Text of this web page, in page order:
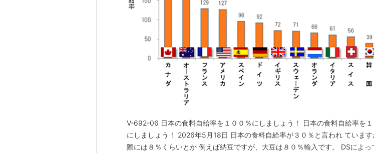
V-692-06 日本の食料自給率を１００％にしましょう！ 日本の食料自給率を１
にしましょう！ 2026年5月18日 日本の食料自給率が３０％と言われ ていま
際には８％くらいとか 例えば納豆ですが、大豆は８０％輸入です。 DSによっ